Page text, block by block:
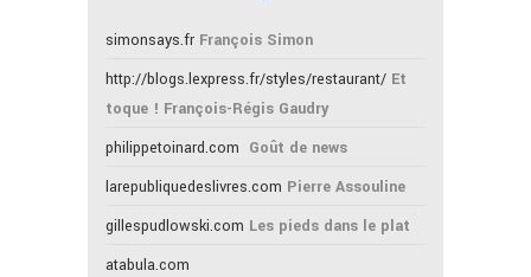
simonsays.fr François Simon
http://blogs.lexpress.fr/styles/restaurant/ Et
toque ! François-Régis Gaudry
philippetoinard.com Goût de news
larepubliquedeslivres.com Pierre Assouline
gillespudlowski.com Les pieds dans le plat
atabula.com